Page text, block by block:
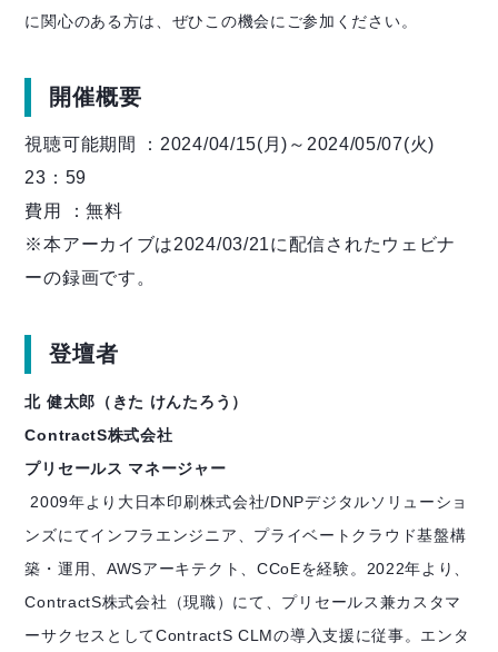
に関心のある方は、ぜひこの機会にご参加ください。
開催概要
視聴可能期間 ：2024/04/15(月)～2024/05/07(火)
23：59
費用 ：無料
※本アーカイブは2024/03/21に配信されたウェビナ
ーの録画です。
登壇者
北 健太郎（きた けんたろう）
ContractS株式会社
プリセールス マネージャー
2009年より大日本印刷株式会社/DNPデジタルソリューショ
ンズにてインフラエンジニア、プライベートクラウド基盤構
築・運用、AWSアーキテクト、CCoEを経験。2022年より、
ContractS株式会社（現職）にて、プリセールス兼カスタマ
ーサクセスとしてContractS CLMの導入支援に従事。エンタ